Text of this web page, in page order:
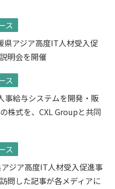
ス
県アジア高度IT人材受入促
明会を開催
ス
事給与システムを開発・販
株式を、CXL Groupと共同
ス
ジア高度IT人材受入促進事
問した記事が各メディアに